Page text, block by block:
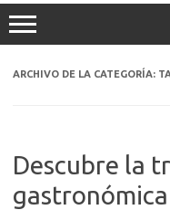
ARCHIVO DE LA CATEGORÍA:
Descubre la